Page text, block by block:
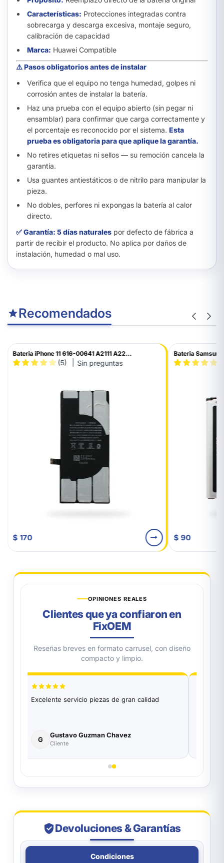
Características: Protecciones integradas contra
sobrecarga y descarga excesiva, montaje seguro,
calibración de capacidad
Marca: Huawei Compatible
⚠️ Pasos obligatorios antes de instalar
Verifica que el equipo no tenga humedad, golpes ni
corrosión antes de instalar la batería.
Haz una prueba con el equipo abierto (sin pegar ni
ensamblar) para confirmar que carga correctamente y
el porcentaje es reconocido por el sistema. Esta
prueba es obligatoria para que aplique la garantía.
No retires etiquetas ni sellos — su remoción cancela la
garantía.
Usa guantes antiestáticos o de nitrilo para manipular la
pieza.
No dobles, perfores ni expongas la batería al calor
directo.
✅ Garantía: 5 días naturales por defecto de fábrica a
partir de recibir el producto. No aplica por daños de
instalación, humedad o mal uso.
Recomendados
Bateria iPhone 11 616-00641 A2111 A22...
(5) Sin preguntas
$ 170
Bateria
$ 90
OPINIONES REALES
Clientes que ya confiaron en
FixOEM
Reseñas breves en formato carrusel, con diseño
compacto y limpio.
Excelente servicio piezas de gran calidad
G
Gustavo Guzman Chavez
Cliente
Devoluciones & Garantías
Condiciones